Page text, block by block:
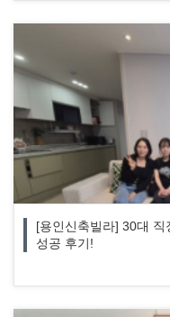
[용인신축빌라] 30대
성공 후기!